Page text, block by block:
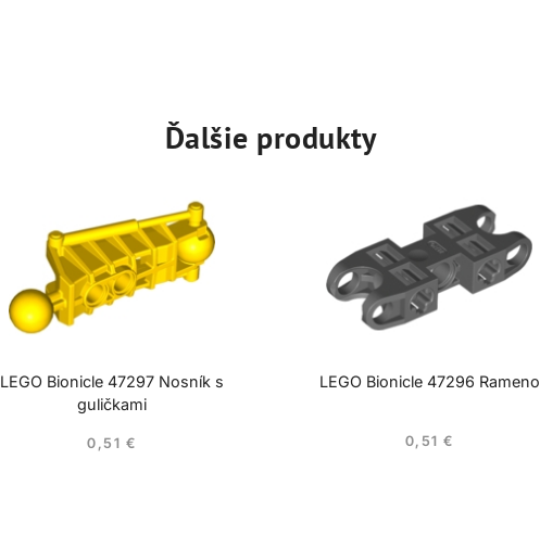
Ďalšie produkty
LEGO Bionicle 47297 Nosník s
guličkami
0,51 €
LEGO Bionicle 47296 Rameno
0,51€